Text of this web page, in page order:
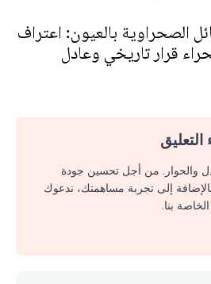
الصحراوية بالعيون: اعتراف
قرار تاريخي وعادل
والحوار. من أجل تحسين جودة
بالإضافة إلى تجربة مساهمتك، ندعوك
بنا.